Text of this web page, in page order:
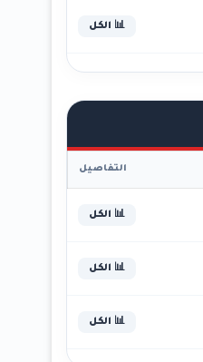
📊 الكل
التفاصيل
📊 الكل
📊 الكل
📊 الكل